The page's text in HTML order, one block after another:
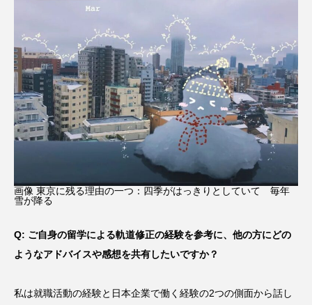
画像 東京に残る理由の一つ：四季がはっきりとしていて 毎年
雪が降る
Q: ご自身の留学による軌道修正の経験を参考に、他の方にどの
ようなアドバイスや感想を共有したいですか？
私は就職活動の経験と日本企業で働く経験の2つの側面から話し